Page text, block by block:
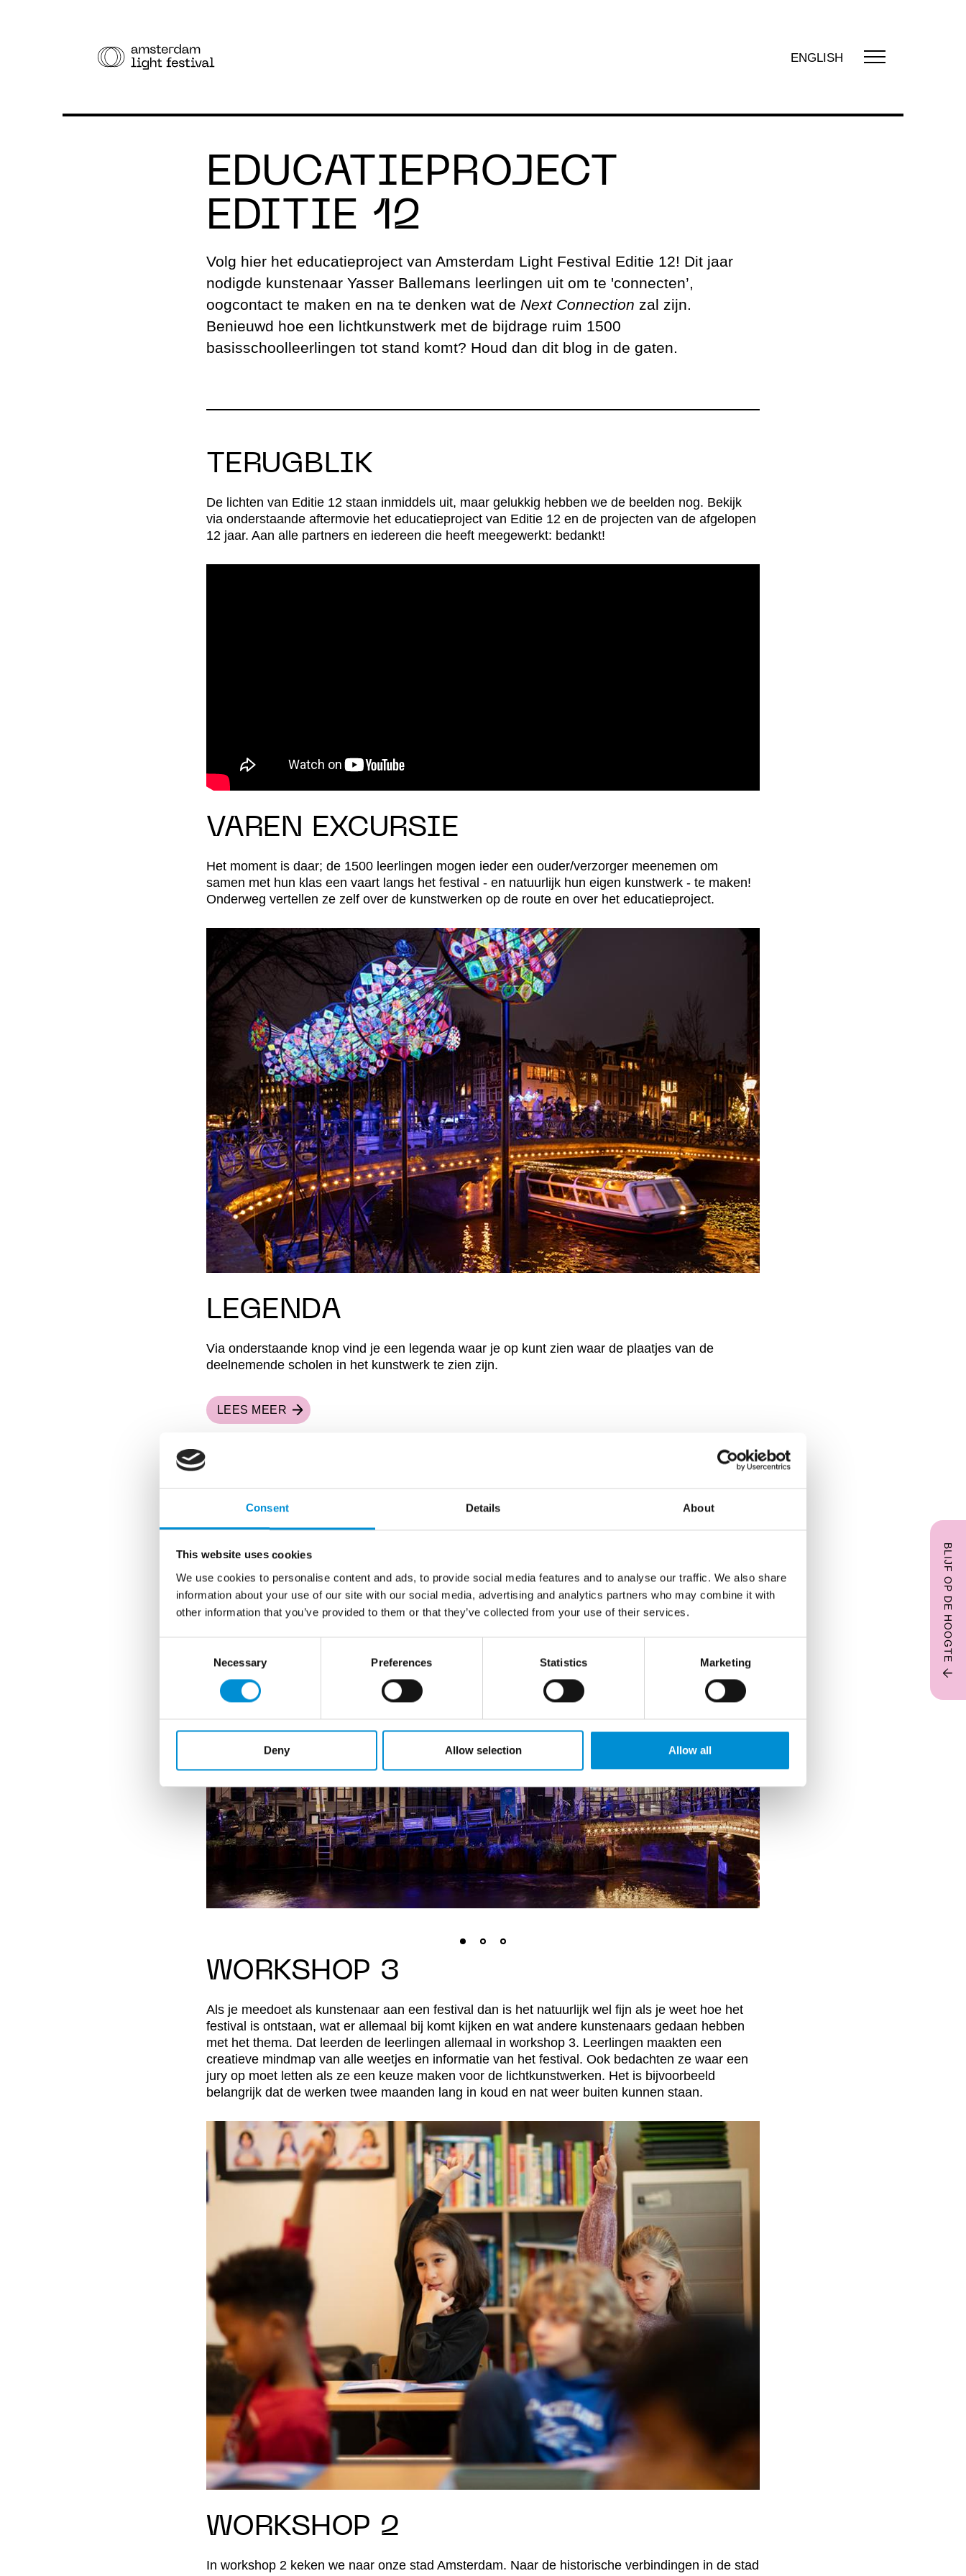
Consent Details About
This website uses cookies
We use cookies to personalise content and ads, to provide social media features and to analyse our traffic. We also share
information about your use of our site with our social media, advertising and analytics partners who may combine it with
other information that you’ve provided to them or that they’ve collected from your use of their services.
Necessary Preferences Statistics Marketing
Deny Allow selection Allow all
ENGLISH
FESTIVAL
Wandelen
Fietsen
Partners
Bewoners
LICHTKUNST
Open Call
Verdieping
Permanente kunst
Organisatie
Geschiedenis
Duurzaamheid
FAQ
EDUCATIEPROJECT
EDITIE 12
Volg hier het educatieproject van Amsterdam Light Festival Editie 12! Dit jaar
nodigde kunstenaar Yasser Ballemans leerlingen uit om te 'connecten’,
oogcontact te maken en na te denken wat de Next Connection zal zijn.
Benieuwd hoe een lichtkunstwerk met de bijdrage ruim 1500
basisschoolleerlingen tot stand komt? Houd dan dit blog in de gaten.
TERUGBLIK
De lichten van Editie 12 staan inmiddels uit, maar gelukkig hebben we de beelden nog. Bekijk
via onderstaande aftermovie het educatieproject van Editie 12 en de projecten van de afgelopen
12 jaar. Aan alle partners en iedereen die heeft meegewerkt: bedankt!
VAREN EXCURSIE
Het moment is daar; de 1500 leerlingen mogen ieder een ouder/verzorger meenemen om
samen met hun klas een vaart langs het festival - en natuurlijk hun eigen kunstwerk - te maken!
Onderweg vertellen ze zelf over de kunstwerken op de route en over het educatieproject.
LEGENDA
Via onderstaande knop vind je een legenda waar je op kunt zien waar de plaatjes van de
deelnemende scholen in het kunstwerk te zien zijn.
LEES MEER
Editie 12 is begonnen! Van 30 november 2023 tot en met 21 januari 2024 is het kunstwerk Next
wie ga jij kijken?
WORKSHOP 3
Als je meedoet als kunstenaar aan een festival dan is het natuurlijk wel fijn als je weet hoe het
festival is ontstaan, wat er allemaal bij komt kijken en wat andere kunstenaars gedaan hebben
met het thema. Dat leerden de leerlingen allemaal in workshop 3. Leerlingen maakten een
creatieve mindmap van alle weetjes en informatie van het festival. Ook bedachten ze waar een
jury op moet letten als ze een keuze maken voor de lichtkunstwerken. Het is bijvoorbeeld
belangrijk dat de werken twee maanden lang in koud en nat weer buiten kunnen staan.
WORKSHOP 2
In workshop 2 keken we naar onze stad Amsterdam. Naar de historische verbindingen in de stad
BLIJF OP DE HOOGTE